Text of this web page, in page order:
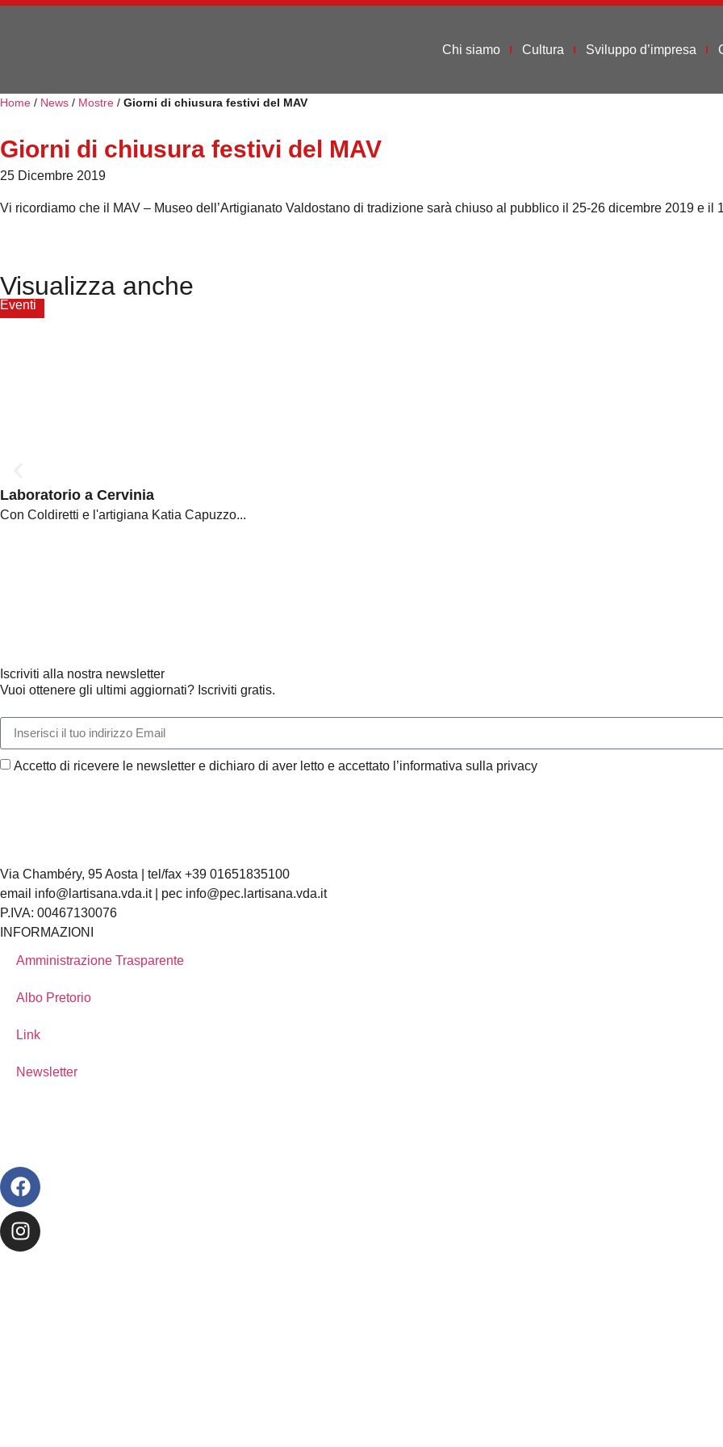
Chi siamo Cultura Sviluppo d’impresa
Home / News / Mostre / Giorni di chiusura festivi del MAV
Giorni di chiusura festivi del MAV
25 Dicembre 2019
Vi ricordiamo che il MAV – Museo dell’Artigianato Valdostano di tradizione sarà chiuso al pubblico il 25-26 dicembre 2019 e il
Visualizza anche
Eventi
Laboratorio a Cervinia
Con Coldiretti e l'artigiana Katia Capuzzo...
Iscriviti alla nostra newsletter
Vuoi ottenere gli ultimi aggiornati? Iscriviti gratis.
Accetto di ricevere le newsletter e dichiaro di aver letto e accettato l’informativa sulla privacy
Via Chambéry, 95 Aosta | tel/fax +39 01651835100
email info@lartisana.vda.it | pec info@pec.lartisana.vda.it
P.IVA: 00467130076
INFORMAZIONI
Amministrazione Trasparente
Albo Pretorio
Link
Newsletter